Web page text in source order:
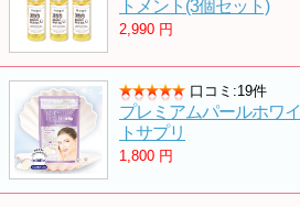
トメント(3個セット)
2,990 円
口コミ:19件
プレミアムパールホワイ
トサプリ
1,800 円